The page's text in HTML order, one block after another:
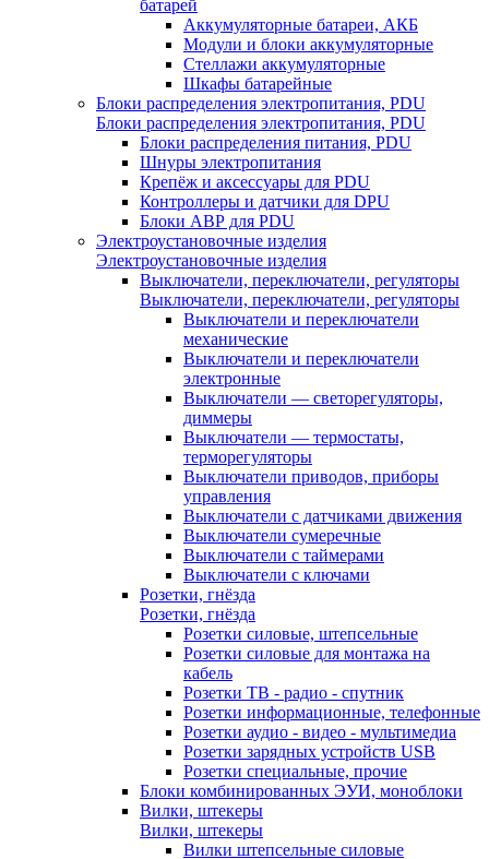
батарей
Аккумуляторные батареи, АКБ
Модули и блоки аккумуляторные
Стеллажи аккумуляторные
Шкафы батарейные
Блоки распределения электропитания, PDU
Блоки распределения электропитания, PDU
Блоки распределения питания, PDU
Шнуры электропитания
Крепёж и аксессуары для PDU
Контроллеры и датчики для DPU
Блоки АВР для PDU
Электроустановочные изделия
Электроустановочные изделия
Выключатели, переключатели, регуляторы
Выключатели, переключатели, регуляторы
Выключатели и переключатели
механические
Выключатели и переключатели
электронные
Выключатели — светорегуляторы,
диммеры
Выключатели — термостаты,
терморегуляторы
Выключатели приводов, приборы
управления
Выключатели с датчиками движения
Выключатели сумеречные
Выключатели с таймерами
Выключатели с ключами
Розетки, гнёзда
Розетки, гнёзда
Розетки силовые, штепсельные
Розетки силовые для монтажа на
кабель
Розетки ТВ - радио - спутник
Розетки информационные, телефонные
Розетки аудио - видео - мультимедиа
Розетки зарядных устройств USB
Розетки специальные, прочие
Блоки комбинированных ЭУИ, моноблоки
Вилки, штекеры
Вилки, штекеры
Вилки штепсельные силовые